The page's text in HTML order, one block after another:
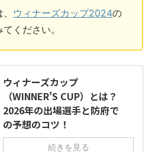
ウィナーズカップ2024の
ください。
ウィナーズカップ
（WINNER'S CUP）とは？
2026年の出場選手と防府で
の予想のコツ！
続きを見る